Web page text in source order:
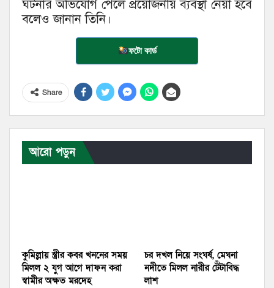
ঘটনার অভিযোগ পেলে প্রয়োজনীয় ব্যবস্থা নেয়া হবে
বলেও জানান তিনি।
ফটো কার্ড
Share
আরো পড়ুন
কুমিল্লায় স্ত্রীর কবর খননের সময়
মিলল ২ যুগ আগে দাফন করা
স্বামীর অক্ষত মরদেহ
চর দখল নিয়ে সংঘর্ষ, মেঘনা
নদীতে মিলল নারীর টেঁটাবিদ্ধ
লাশ